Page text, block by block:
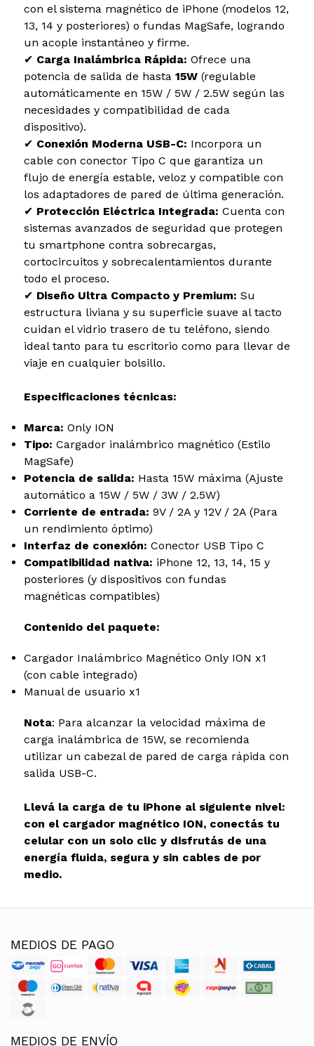
con el sistema magnético de iPhone (modelos 12,
13, 14 y posteriores) o fundas MagSafe, logrando
un acople instantáneo y firme.
✔ Carga Inalámbrica Rápida: Ofrece una
potencia de salida de hasta 15W(regulable
automáticamente en 15W / 5W / 2.5W según las
necesidades y compatibilidad de cada
dispositivo).
✔ Conexión Moderna USB-C: Incorpora un
cable con conector Tipo C que garantiza un
flujo de energía estable, veloz y compatible con
los adaptadores de pared de última generación.
✔ Protección Eléctrica Integrada: Cuenta con
sistemas avanzados de seguridad que protegen
tu smartphone contra sobrecargas,
cortocircuitos y sobrecalentamientos durante
todo el proceso.
✔ Diseño Ultra Compacto y Premium: Su
estructura liviana y su superficie suave al tacto
cuidan el vidrio trasero de tu teléfono, siendo
ideal tanto para tu escritorio como para llevar de
viaje en cualquier bolsillo.
Especificaciones técnicas:
Marca: Only ION
Tipo: Cargador inalámbrico magnético (Estilo
MagSafe)
Potencia de salida: Hasta 15W máxima (Ajuste
automático a 15W / 5W / 3W / 2.5W)
Corriente de entrada: 9V / 2A y 12V / 2A (Para
un rendimiento óptimo)
Interfaz de conexión: Conector USB Tipo C
Compatibilidad nativa: iPhone 12, 13, 14, 15 y
posteriores (y dispositivos con fundas
magnéticas compatibles)
Contenido del paquete:
Cargador Inalámbrico Magnético Only ION x1
(con cable integrado)
Manual de usuario x1
Nota: Para alcanzar la velocidad máxima de
carga inalámbrica de 15W, se recomienda
utilizar un cabezal de pared de carga rápida con
salida USB-C.
Llevá la carga de tu iPhone al siguiente nivel:
con el cargador magnético ION, conectás tu
celular con un solo clic y disfrutás de una
energía fluida, segura y sin cables de por
medio.
MEDIOS DE PAGO
MEDIOS DE ENVÍO